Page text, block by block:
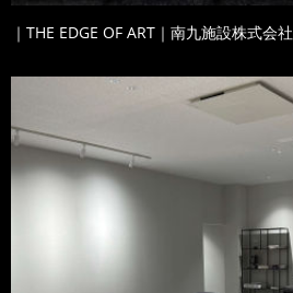
｜THE EDGE OF ART｜南九施設株式会社